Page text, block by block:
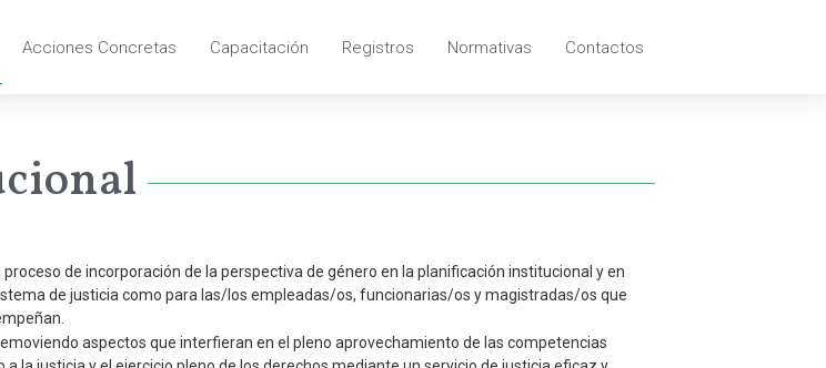
Acciones Concretas Capacitación Registros Normativas Contactos
de incorporación de la perspectiva de género en la planificación institucional y en
de justicia como para las/los empleadas/os, funcionarias/os y magistradas/os que
aspectos que interfieran en el pleno aprovechamiento de las competencias